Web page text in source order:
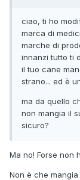
ciao, ti ho
marca di
marche di
innanzi tutto ti
il tuo cane
strano... ed è
ma da quello
non mangia il
sicuro?
Ma no! Forse non
Non è che